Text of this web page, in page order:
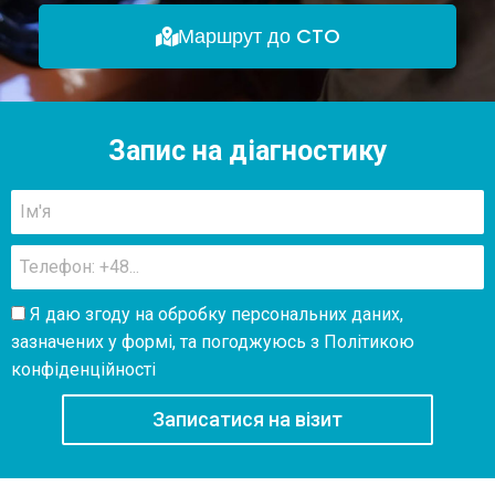
Маршрут до CTO
Запис на діагностику
Я даю згоду на обробку персональних даних,
зазначених у формі, та погоджуюсь з Політикою
конфіденційності
Записатися на візит